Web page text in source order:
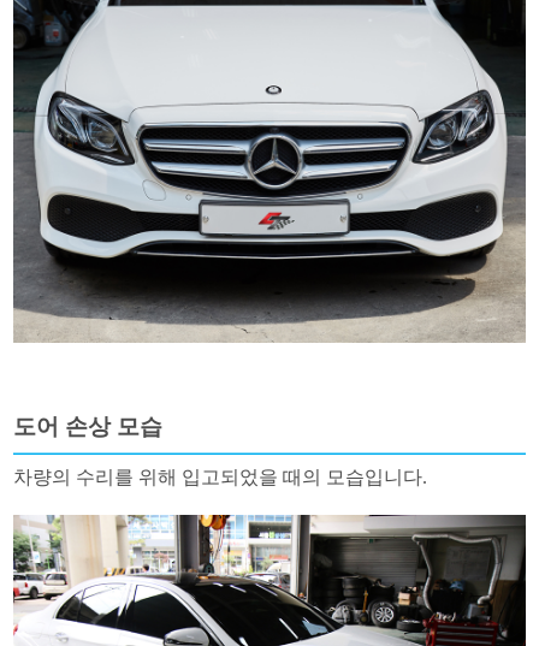
도어 손상 모습
차량의 수리를 위해 입고되었을 때의 모습입니다.